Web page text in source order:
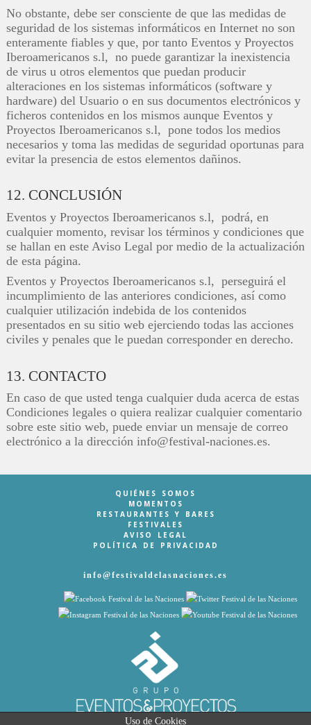
No obstante, debe ser consciente de que las medidas de
seguridad de los sistemas informáticos en Internet no son
enteramente fiables y que, por tanto Eventos y Proyectos
Iberoamericanos s.l, no puede garantizar la inexistencia
de virus u otros elementos que puedan producir
alteraciones en los sistemas informáticos (software y
hardware) del Usuario o en sus documentos electrónicos y
ficheros contenidos en los mismos aunque Eventos y
Proyectos Iberoamericanos s.l, pone todos los medios
necesarios y toma las medidas de seguridad oportunas para
evitar la presencia de estos elementos dañinos.
12. CONCLUSIÓN
Eventos y Proyectos Iberoamericanos s.l, podrá, en
cualquier momento, revisar los términos y condiciones que
se hallan en este Aviso Legal por medio de la actualización
de esta página.
Eventos y Proyectos Iberoamericanos s.l, perseguirá el
incumplimiento de las anteriores condiciones, así como
cualquier utilización indebida de los contenidos
presentados en su sitio web ejerciendo todas las acciones
civiles y penales que le puedan corresponder en derecho.
13. CONTACTO
En caso de que usted tenga cualquier duda acerca de estas
Condiciones legales o quiera realizar cualquier comentario
sobre este sitio web, puede enviar un mensaje de correo
electrónico a la dirección info@festival-naciones.es.
QUIÉNES SOMOS
MOMENTOS
RESTAURANTES Y BARES
FESTIVALES
AVISO LEGAL
POLÍTICA DE PRIVACIDAD
info@festivaldelasnaciones.es
Uso de Cookies